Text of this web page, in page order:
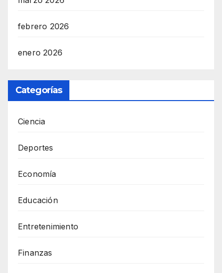
febrero 2026
enero 2026
Categorías
Ciencia
Deportes
Economía
Educación
Entretenimiento
Finanzas